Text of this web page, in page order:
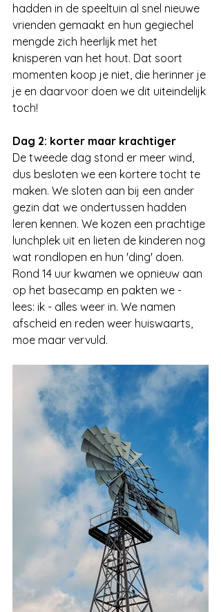
hadden in de speeltuin al snel nieuwe
vrienden gemaakt en hun gegiechel
mengde zich heerlijk met het
knisperen van het hout. Dat soort
momenten koop je niet, die herinner je
je en daarvoor doen we dit uiteindelijk
toch!
Dag 2: korter maar krachtiger
De tweede dag stond er meer wind,
dus besloten we een kortere tocht te
maken. We sloten aan bij een ander
gezin dat we ondertussen hadden
leren kennen. We kozen een prachtige
lunchplek uit en lieten de kinderen nog
wat rondlopen en hun 'ding' doen.
Rond 14 uur kwamen we opnieuw aan
op het basecamp en pakten we -
lees: ik - alles weer in. We namen
afscheid en reden weer huiswaarts,
moe maar vervuld.